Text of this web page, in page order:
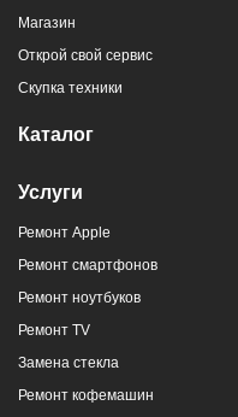
Магазин
Открой свой сервис
Скупка техники
Каталог
Услуги
Ремонт Apple
Ремонт смартфонов
Ремонт ноутбуков
Ремонт TV
Замена стекла
Ремонт кофемашин